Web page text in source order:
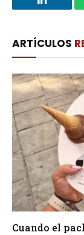
LinkedIn
ARTÍCULOS
Cuando el